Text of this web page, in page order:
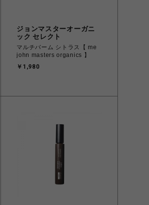
ジョンマスターオーガニ
ック セレクト
マルチバーム シトラス【 me
john masters organics 】
￥1,980